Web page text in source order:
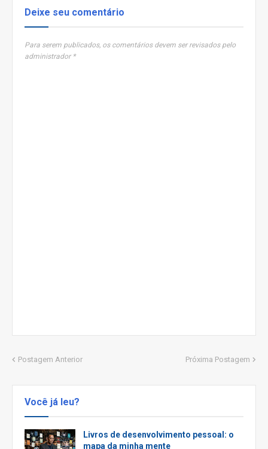
Deixe seu comentário
Para serem publicados, os comentários devem ser revisados pelo
administrador *
Postagem Anterior Próxima Postagem
Você já leu?
Livros de desenvolvimento pessoal: o
mapa da minha mente